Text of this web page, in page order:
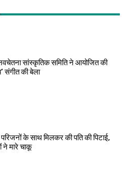
सांस्कृतिक समिति ने आयोजित की
संगीत की बेला
परिजनों के साथ मिलकर की पति की पिटाई,
ने मारे चाकू